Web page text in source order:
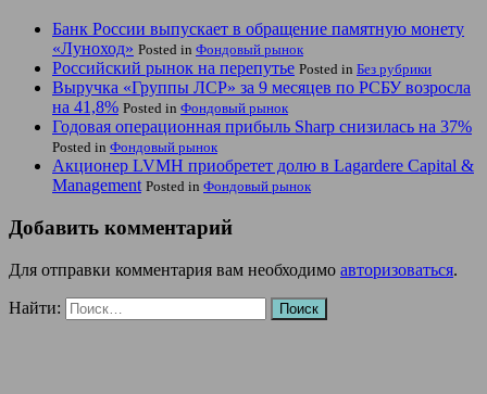
Банк России выпускает в обращение памятную монету
«Луноход» Posted in Фондовый рынок
Российский рынок на перепутье Posted in Без рубрики
Выручка «Группы ЛСР» за 9 месяцев по РСБУ возросла
на 41,8% Posted in Фондовый рынок
Годовая операционная прибыль Sharp снизилась на 37%
Posted in Фондовый рынок
Акционер LVMH приобретет долю в Lagardere Capital &
Management Posted in Фондовый рынок
Добавить комментарий
Для отправки комментария вам необходимо авторизоваться.
Найти: